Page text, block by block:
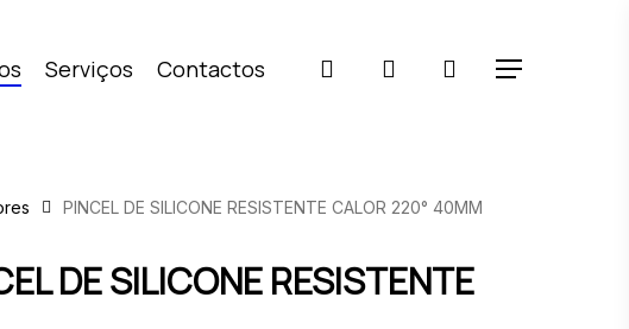
Serviços Contactos pesquisaraccount Menu
PINCEL DE SILICONE RESISTENTE CALOR 220° 40MM
DE SILICONE RESISTENTE